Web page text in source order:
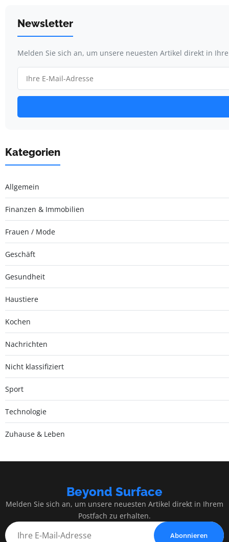
Newsletter
Melden Sie sich an, um unsere neuesten Artikel direkt in
Kategorien
Allgemein
Finanzen & Immobilien
Frauen / Mode
Geschäft
Gesundheit
Haustiere
Kochen
Nachrichten
Nicht klassifiziert
Sport
Technologie
Zuhause & Leben
Beyond Surface
Melden Sie sich an, um unsere neuesten Artikel direkt in Ihrem
Postfach zu erhalten.
Abonnieren